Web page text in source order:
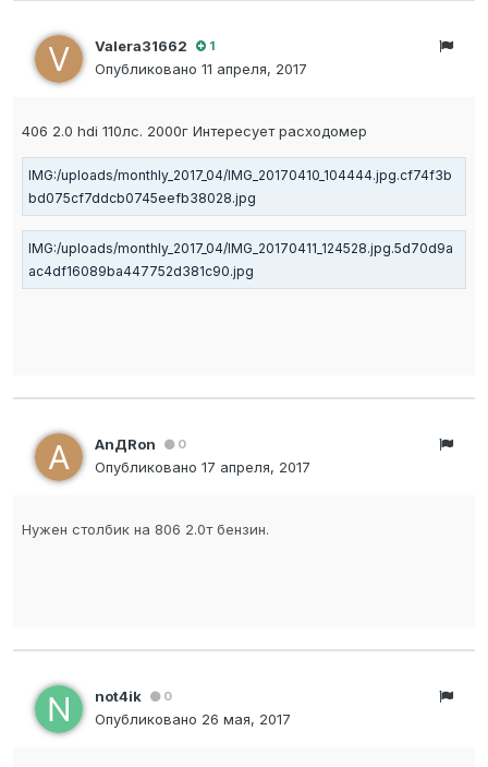
Valera31662 1
Опубликовано 11 апреля, 2017
406 2.0 hdi 110лс. 2000г Интересует расходомер
AnДRon 0
Опубликовано 17 апреля, 2017
Нужен столбик на 806 2.0т бензин.
not4ik 0
Опубликовано 26 мая, 2017